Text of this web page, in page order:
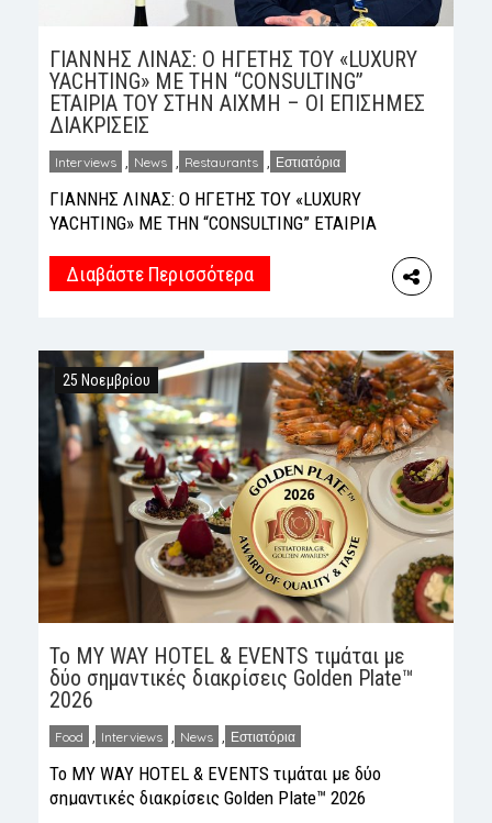
ΓΙΑΝΝΗΣ ΛΙΝΑΣ: Ο ΗΓΕΤΗΣ ΤΟΥ «LUXURY
YACHTING» ΜΕ ΤΗΝ “CONSULTING”
ΕΤΑΙΡΙΑ ΤΟΥ ΣΤΗΝ ΑΙΧΜΗ – ΟΙ ΕΠΙΣΗΜΕΣ
ΔΙΑΚΡΙΣΕΙΣ
Interviews , News , Restaurants , Εστιατόρια
ΓΙΑΝΝΗΣ ΛΙΝΑΣ: Ο ΗΓΕΤΗΣ ΤΟΥ «LUXURY
YACHTING» ΜΕ ΤΗΝ “CONSULTING” ΕΤΑΙΡΙΑ
ΔΙΑΚΡΙΣΕΙΣ Θέτει Νέα Πρότυπα στο Luxury
Yachting και Βραβεύεται με Golden Plate™
του τεχνική και την αδιαμφισβήτητη
εξειδίκευση στον τομέα του luxury yachting,
είναι […]
Διαβάστε Περισσότερα
25 Νοεμβρίου
Το MY WAY HOTEL & EVENTS τιμάται με
δύο σημαντικές διακρίσεις Golden Plate™
2026
Food , Interviews , News , Εστιατόρια
Το MY WAY HOTEL & EVENTS τιμάται με δύο
σημαντικές διακρίσεις Golden Plate™ 2026